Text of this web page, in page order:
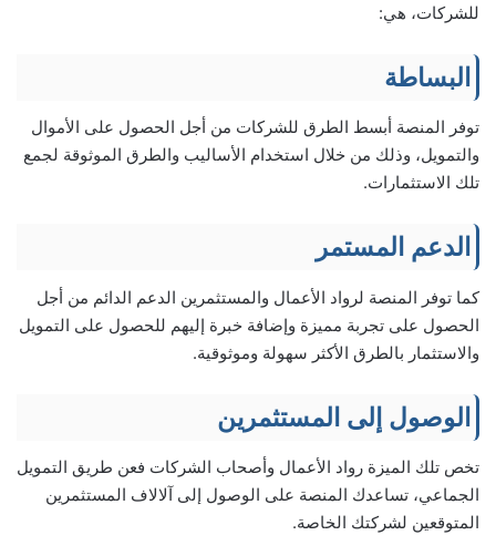
للشركات، هي:
البساطة
توفر المنصة أبسط الطرق للشركات من أجل الحصول على الأموال
والتمويل، وذلك من خلال استخدام الأساليب والطرق الموثوقة لجمع
تلك الاستثمارات.
الدعم المستمر
كما توفر المنصة لرواد الأعمال والمستثمرين الدعم الدائم من أجل
الحصول على تجربة مميزة وإضافة خبرة إليهم للحصول على التمويل
والاستثمار بالطرق الأكثر سهولة وموثوقية.
الوصول إلى المستثمرين
تخص تلك الميزة رواد الأعمال وأصحاب الشركات فعن طريق التمويل
الجماعي، تساعدك المنصة على الوصول إلى آلالاف المستثمرين
المتوقعين لشركتك الخاصة.